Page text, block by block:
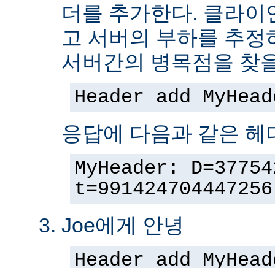
더를 추가한다. 클라
고 서버의 부하를 추
서버간의 병목점을 찾
Header add
응답에 다음과 같은 헤
MyHeader:
t=991424704447256
Joe에게 안녕
Header add